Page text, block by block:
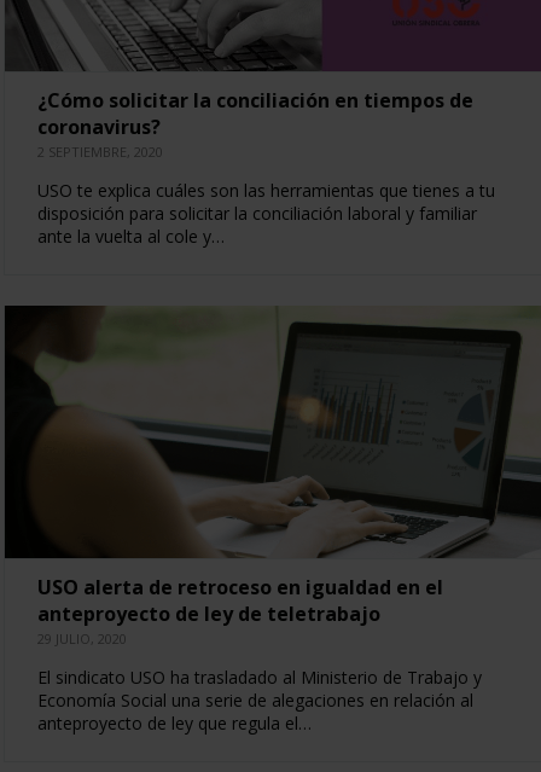
¿Cómo solicitar la conciliación en tiempos de
coronavirus?
2 SEPTIEMBRE, 2020
USO te explica cuáles son las herramientas que tienes a tu
disposición para solicitar la conciliación laboral y familiar
ante la vuelta al cole y…
USO alerta de retroceso en igualdad en el
anteproyecto de ley de teletrabajo
29 JULIO, 2020
El sindicato USO ha trasladado al Ministerio de Trabajo y
Economía Social una serie de alegaciones en relación al
anteproyecto de ley que regula el…